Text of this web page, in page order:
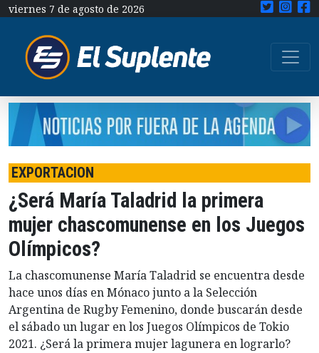
viernes 7 de agosto de 2026
EXPORTACION
¿Será María Taladrid la primera
mujer chascomunense en los Juegos
Olímpicos?
La chascomunense María Taladrid se encuentra desde
hace unos días en Mónaco junto a la Selección
Argentina de Rugby Femenino, donde buscarán desde
el sábado un lugar en los Juegos Olímpicos de Tokio
2021. ¿Será la primera mujer lagunera en lograrlo?